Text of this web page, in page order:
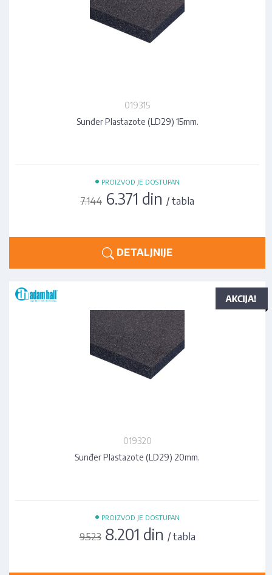
019315
Sunđer Plastazote (LD29) 15mm.
• PROIZVOD JE DOSTUPAN
7.144 6.371 din / tabla
DETALJNIJE
019320
Sunđer Plastazote (LD29) 20mm.
• PROIZVOD JE DOSTUPAN
9.5238.201 din / tabla